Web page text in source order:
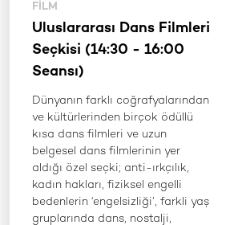
FILM
Uluslararası Dans Filmleri
Seçkisi (14:30 - 16:00
Seansı)
Dünyanın farklı coğrafyalarından
ve kültürlerinden birçok ödüllü
kısa dans filmleri ve uzun
belgesel dans filmlerinin yer
aldığı özel seçki; anti-ırkçılık,
kadın hakları, fiziksel engelli
bedenlerin ‘engelsizliği’, farkli yaş
gruplarında dans, nostalji,